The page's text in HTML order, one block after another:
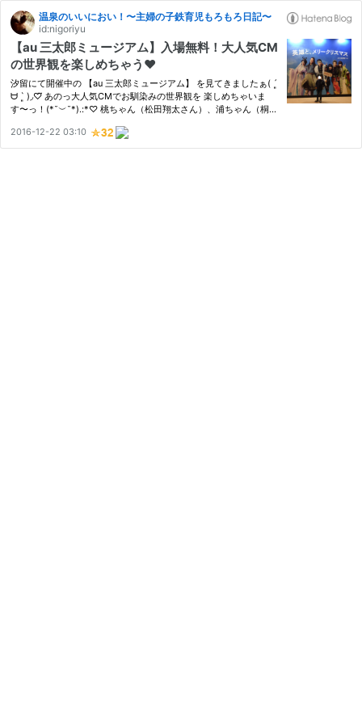
温泉のいいにおい！〜主婦の子鉄育児もろもろ日記〜
id:nigoriyu
【au 三太郎ミュージアム】入場無料！大人気CM
の世界観を楽しめちゃう❤︎
汐留にて開催中の 【au 三太郎ミュージアム】 を見てきましたぁ( ´͈
ᗨ `͈ )◞♡⃛ あのっ大人気CMでお馴染みの世界観を 楽しめちゃいま
す〜っ！(*˘︶˘*).:*♡ 桃ちゃん（松田翔太さん）、浦ちゃん（桐谷
ん）、乙ちゃん（菜々緒さん）、鬼ちゃん（菅田将暉さん）が…
2016-12-22 03:10